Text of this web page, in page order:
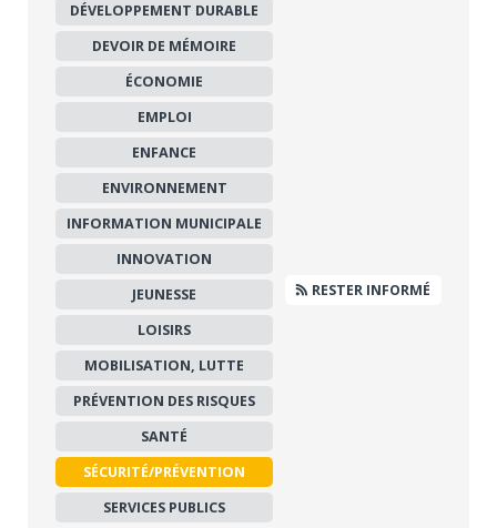
DÉVELOPPEMENT DURABLE
DEVOIR DE MÉMOIRE
ÉCONOMIE
EMPLOI
ENFANCE
ENVIRONNEMENT
INFORMATION MUNICIPALE
INNOVATION
JEUNESSE
LOISIRS
MOBILISATION, LUTTE
PRÉVENTION DES RISQUES
SANTÉ
SÉCURITÉ/PRÉVENTION
SERVICES PUBLICS
RESTER INFORMÉ